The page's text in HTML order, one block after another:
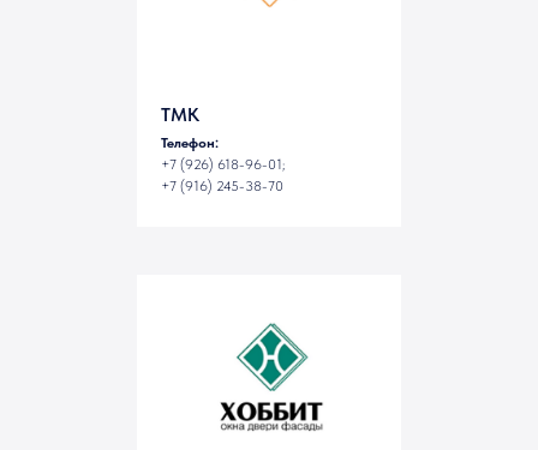
ТМК
Телефон:
+7 (926) 618-96-01;
+7 (916) 245-38-70